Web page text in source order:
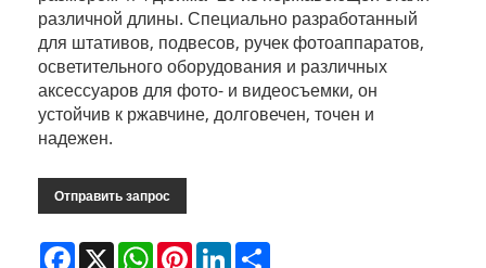
различной длины. Специально разработанный
для штативов, подвесов, ручек фотоаппаратов,
осветительного оборудования и различных
аксессуаров для фото- и видеосъемки, он
устойчив к ржавчине, долговечен, точен и
надежен.
Отправить запрос
Facebook
X WhatsAppPinterestLinkedIn